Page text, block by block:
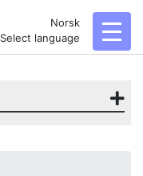
Norsk
Select language